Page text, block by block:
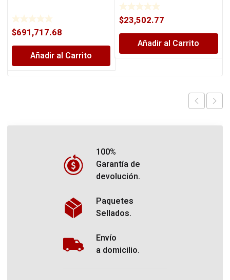
$691,717.68
Añadir al Carrito
$23,502.77
Añadir al Carrito
100%
Garantía de
devolución.
Paquetes
Sellados.
Envío
a domicilio.